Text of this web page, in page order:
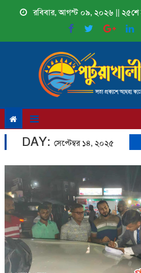
রবিবার, আগস্ট ০৯, ২০২৬ || ২৫শে
DAY: সেপ্টেম্বর ১৪, ২০২৫